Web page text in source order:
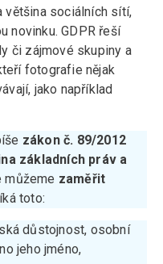
většina sociálních sítí,
novinku. GDPR řeší
či zájmové skupiny a
fotografie nějak
jako například
zákon č. 89/2012
základních práv a
můžeme zaměřit
toto:
důstojnost, osobní
jeho jméno,